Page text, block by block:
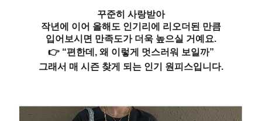
꾸준히 사랑받아
작년에 이어 올해도 인기리에 리오더된 만큼
입어보시면 만족도가 더욱 높으실 거예요.
👉 “편한데, 왜 이렇게 멋스러워 보일까”
그래서 매 시즌 찾게 되는 인기 원피스입니다.